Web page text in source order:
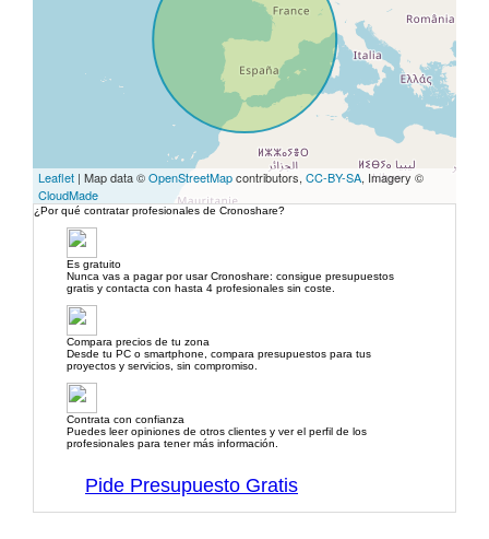
Leaflet | Map data ©OpenStreetMapcontributors, CC-BY-SA, Imagery ©
CloudMade
¿Por qué contratar profesionales de Cronoshare?
Es gratuito
Nunca vas a pagar por usar Cronoshare: consigue presupuestos
gratis y contacta con hasta 4 profesionales sin coste.
Compara precios de tu zona
Desde tu PC o smartphone, compara presupuestos para tus
proyectos y servicios, sin compromiso.
Contrata con confianza
Puedes leer opiniones de otros clientes y ver el perfil de los
profesionales para tener más información.
Pide Presupuesto Gratis